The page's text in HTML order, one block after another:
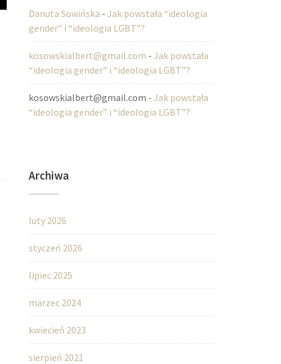
Danuta Sowińska -Jak powstała “ideologia
gender” i “ideologia LGBT”?
kosowskialbert@gmail.com -Jak powstała
“ideologia gender” i “ideologia LGBT”?
kosowskialbert@gmail.com -Jak powstała
“ideologia gender” i “ideologia LGBT”?
Archiwa
luty 2026
styczeń 2026
lipiec 2025
marzec 2024
kwiecień 2023
sierpień 2021